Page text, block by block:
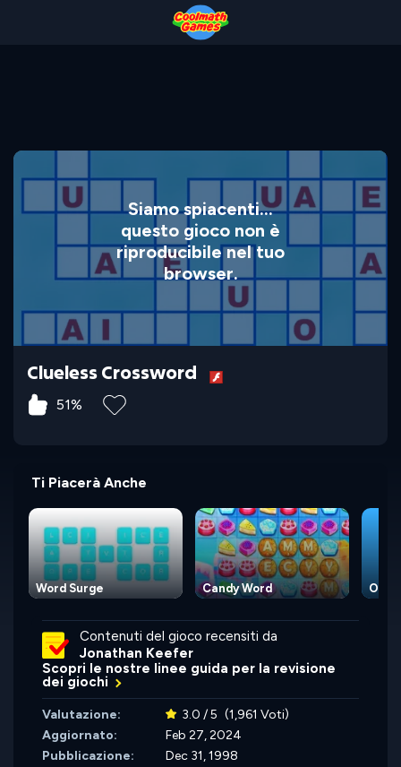
Siamo spiacenti...
questo gioco non è
riproducibile nel tuo
browser.
Clueless Crossword
51%
Ti Piacerà Anche
Word Surge Candy Word
Contenuti del gioco recensiti da
Jonathan Keefer
Scopri le nostre linee guida per la revisione
dei giochi
Valutazione: 3.0 / 5 (1,961 Voti)
Aggiornato:
Feb 27, 2024
Pubblicazione:
Dec 31, 1998